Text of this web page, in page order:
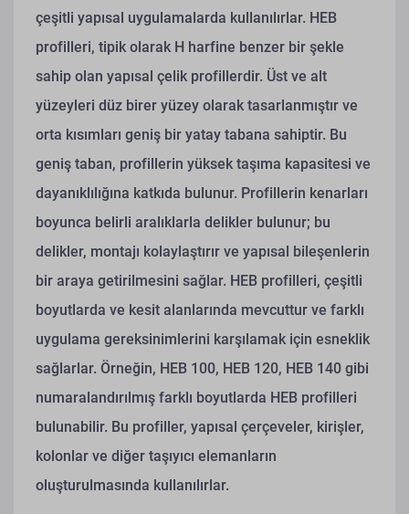
çeşitli yapısal uygulamalarda kullanılırlar. HEB
profilleri, tipik olarak H harfine benzer bir şekle
sahip olan yapısal çelik profillerdir. Üst ve alt
yüzeyleri düz birer yüzey olarak tasarlanmıştır ve
orta kısımları geniş bir yatay tabana sahiptir. Bu
geniş taban, profillerin yüksek taşıma kapasitesi ve
dayanıklılığına katkıda bulunur. Profillerin kenarları
boyunca belirli aralıklarla delikler bulunur; bu
delikler, montajı kolaylaştırır ve yapısal bileşenlerin
bir araya getirilmesini sağlar. HEB profilleri, çeşitli
boyutlarda ve kesit alanlarında mevcuttur ve farklı
uygulama gereksinimlerini karşılamak için esneklik
sağlarlar. Örneğin, HEB 100, HEB 120, HEB 140 gibi
numaralandırılmış farklı boyutlarda HEB profilleri
bulunabilir. Bu profiller, yapısal çerçeveler, kirişler,
kolonlar ve diğer taşıyıcı elemanların
oluşturulmasında kullanılırlar.